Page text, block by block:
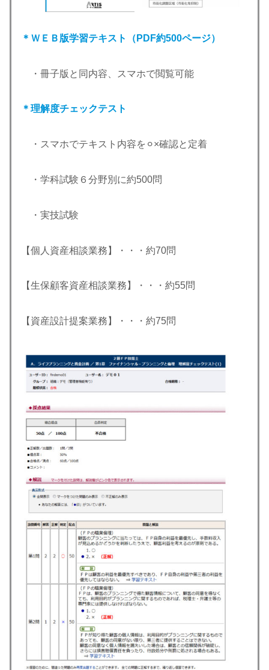
＊ＷＥＢ版学習テキスト（PDF約500ページ）
・冊子版と同内容、スマホで閲覧可能
＊理解度チェックテスト
・スマホでテキスト内容を⚪︎×確認と定着
・学科試験６分野別に約500問
・実技試験
【個人資産相談業務】・・・約70問
【生保顧客資産相談業務】・・・約55問
【資産設計提案業務】・・・約75問